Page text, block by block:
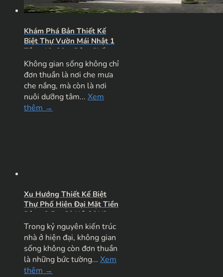
Khám Phá Bản Thiết Kế
Biệt Thự Vườn Mái Nhật 1
Tầng 12x20m Đậm Chất
Nghỉ Dưỡng
Không gian sống không chỉ
đơn thuần là nơi che mưa
che nắng, mà còn là nơi
nuôi dưỡng tâm... Xem
thêm →
Xu Hướng Thiết Kế Biệt
Thự Phố Hiện Đại Mặt Tiền
Rộng 9.5m Có Hồ Cá Và
Sân Vườn Đẳng Cấp
Trong kỷ nguyên kiến trúc
nhà ở hiện đại, không gian
sống không còn đơn thuần
là những bức tường... Xem
thêm →